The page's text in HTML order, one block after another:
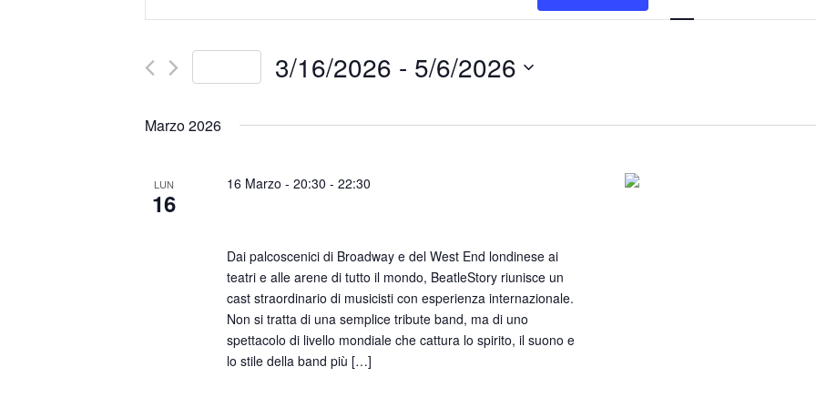
Search
and
Views
Navigation
Search
Events
by
Views
3/16/2026 - 5/6/2026
Marzo 2026
LUN
16
16 Marzo - 20:30 - 22:30
Dai palcoscenici di Broadway e del West End londinese ai
teatri e alle arene di tutto il mondo, BeatleStory riunisce un
cast straordinario di musicisti con esperienza internazionale.
Non si tratta di una semplice tribute band, ma di uno
spettacolo di livello mondiale che cattura lo spirito, il suono e
lo stile della band più […]